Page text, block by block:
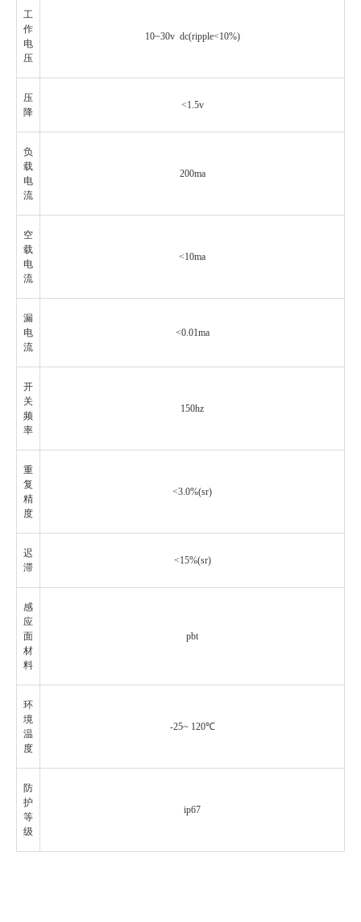
工
作
电
压
10~30v dc(ripple<10%)
压
降
<1.5v
负
载
电
流
200ma
空
载
电
流
<10ma
漏
电
流
<0.01ma
开
关
频
率
150hz
重
复
精
度
<3.0%(sr)
迟
滞
<15%(sr)
感
应
面
材
料
pbt
环
境
温
度
-25~ 120℃
防
护
等
级
ip67